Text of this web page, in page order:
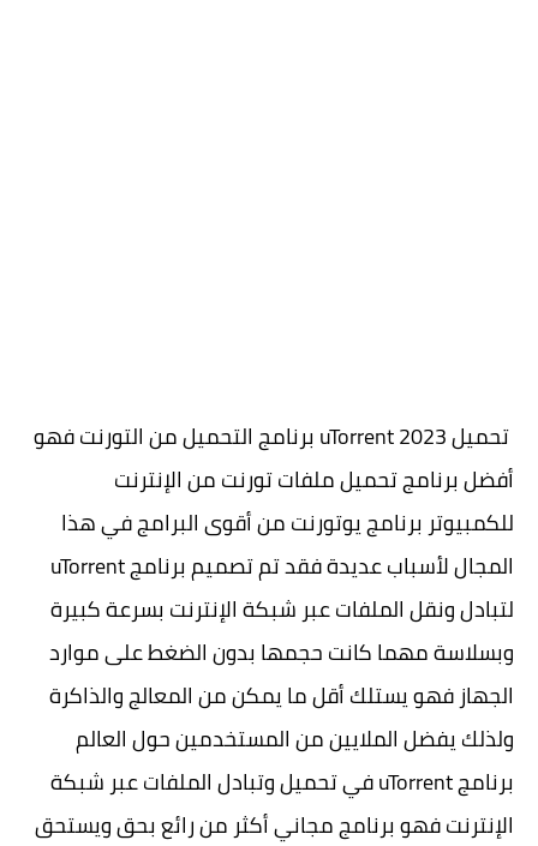
تحميل 2023 uTorrent برنامج التحميل من التورنت فهو
أفضل برنامج تحميل ملفات تورنت من الإنترنت
للكمبيوتر برنامج يوتورنت من أقوى البرامج في هذا
المجال لأسباب عديدة فقد تم تصميم برنامج uTorrent
لتبادل ونقل الملفات عبر شبكة الإنترنت بسرعة كبيرة
وبسلاسة مهما كانت حجمها بدون الضغط على موارد
الجهاز فهو يستلك أقل ما يمكن من المعالج والذاكرة
ولذلك يفضل الملايين من المستخدمين حول العالم
برنامج uTorrent في تحميل وتبادل الملفات عبر شبكة
الإنترنت فهو برنامج مجاني أكثر من رائع بحق ويستحق